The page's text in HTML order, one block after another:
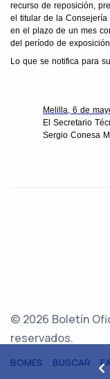
recurso de reposición,
el titular de la
en el plazo de un mes
del período de
Lo que se notifica para
Melilla, 6 de
El Secretario
Sergio Conesa
© 2026 Boletín
reservados.
BOMES BUSCAR